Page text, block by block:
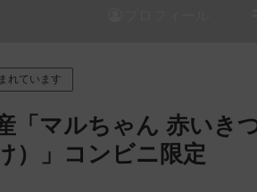
れています
「マルちゃん 赤いき
）」コンビニ限定